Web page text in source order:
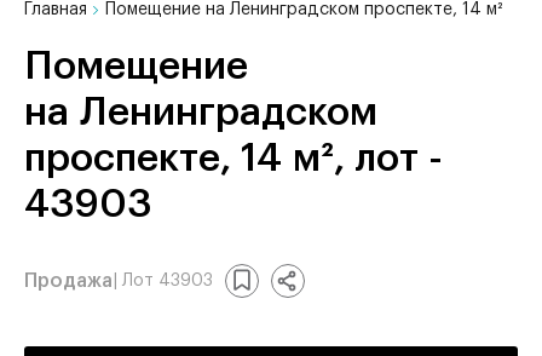
Главная Помещение на Ленинградском проспекте, 14 м²
Помещение
на Ленинградском
проспекте, 14 м², лот -
43903
Продажа | Лот 43903